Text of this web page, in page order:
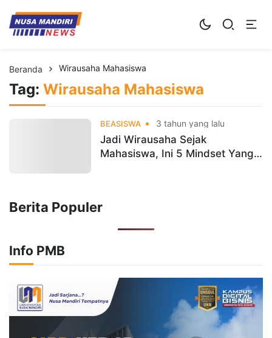
Kampus Digital Bisnis
Universitas Nusa Mandiri
Beranda Wirausaha Mahasiswa
Tag: Wirausaha Mahasiswa
BEASISWA 3 tahun yang lalu
Jadi Wirausaha Sejak
Mahasiswa, Ini 5 Mindset Yang
Berita Populer
Info PMB